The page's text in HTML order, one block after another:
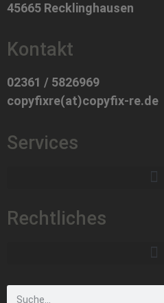
45665 Recklinghausen
Kontakt
02361 / 5826969
copyfixre(at)copyfix-re.de
Services
Rechtliches